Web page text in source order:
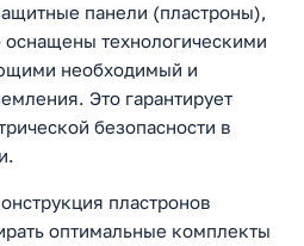
панели (пластроны),
технологическими
необходимый и
Это гарантирует
безопасности в
пластронов
оптимальные комплекты